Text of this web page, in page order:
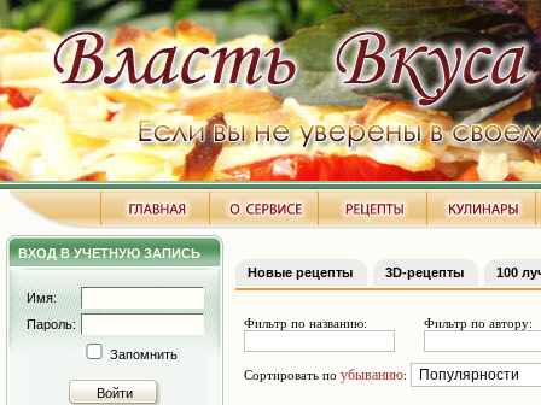
ВХОД В УЧЕТНУЮ ЗАПИСЬ
Имя:
Пароль:
Запомнить
Войти
Новые рецепты 3D-рецепты 100
Фильтр по названию: Фильтр по автору:
Сортировать по убыванию: